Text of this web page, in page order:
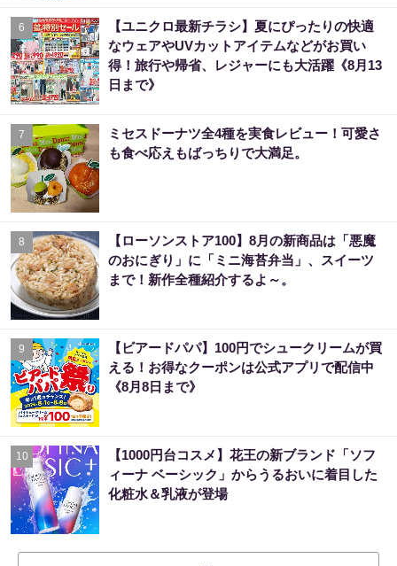
6
【ユニクロ最新チラシ】夏にぴったりの快適
なウェアやUVカットアイテムなどがお買い
得！旅行や帰省、レジャーにも大活躍《8月13
日まで》
7
ミセスドーナツ全4種を実食レビュー！可愛さ
も食べ応えもばっちりで大満足。
8
【ローソンストア100】8月の新商品は「悪魔
のおにぎり」に「ミニ海苔弁当」、スイーツ
まで！新作全種紹介するよ～。
9
【ビアードパパ】100円でシュークリームが買
える！お得なクーポンは公式アプリで配信中
《8月8日まで》
10
【1000円台コスメ】花王の新ブランド「ソフ
ィーナ ベーシック」からうるおいに着目した
化粧水＆乳液が登場